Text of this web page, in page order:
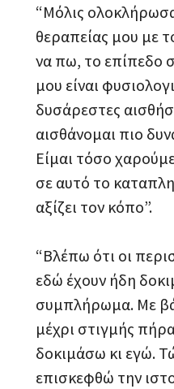
“Μόλις
θεραπείας μου με
να πω, το επίπεδο
μου είναι
δυσάρεστες
αισθάνομαι πιο
Είμαι τόσο
σε αυτό το
αξίζει τον κόπο”.
“Βλέπω ότι οι
εδώ έχουν ήδη
συμπλήρωμα. Με
μέχρι στιγμής
δοκιμάσω κι εγώ.
επισκεφθώ την